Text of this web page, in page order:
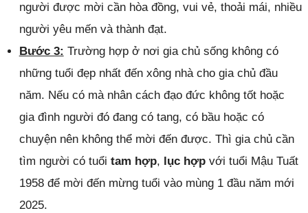
người được mời cần hòa đồng, vui vẻ, thoải mái, nhiều
người yêu mến và thành đạt.
Bước 3: Trường hợp ở nơi gia chủ sống không có
những tuổi đẹp nhất đến xông nhà cho gia chủ đầu
năm. Nếu có mà nhân cách đạo đức không tốt hoặc
gia đình người đó đang có tang, có bầu hoặc có
chuyện nên không thể mời đến được. Thì gia chủ cần
tìm người có tuổi tam hợp, lục hợpvới tuổi Mậu Tuất
1958 để mời đến mừng tuổi vào mùng 1 đầu năm mới
2025.